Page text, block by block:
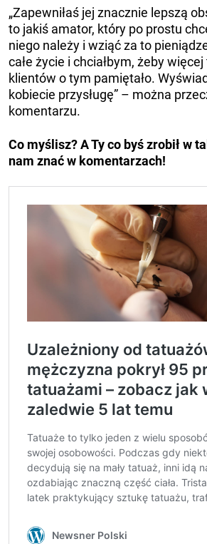
„Zapewniłaś jej znacznie lepszą
to jakiś amator, który po prostu
niego należy i wziąć za to
całe życie i chciałbym, żeby
klientów o tym pamiętało.
kobiecie przysługę” – można
komentarzu.
Co myślisz? A Ty co byś zrobił w
nam znać w komentarzach!